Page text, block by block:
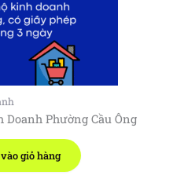
Phường Cầu Ông
giỏ hàng